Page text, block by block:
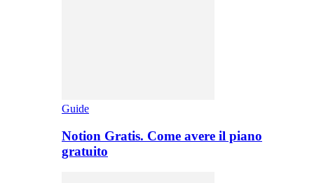
Guide
Notion Gratis. Come avere il piano
gratuito